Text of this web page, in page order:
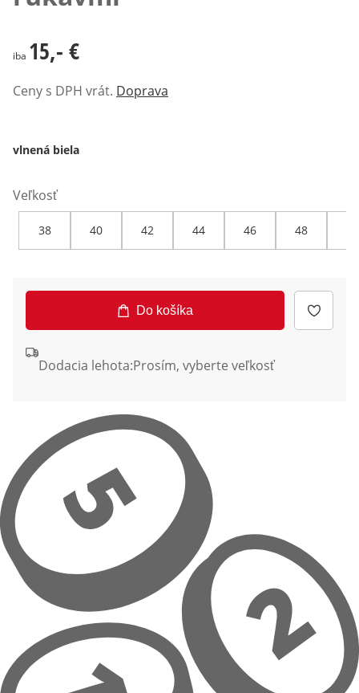
15,- €
iba 15,- €
Ceny s DPH vrát. Doprava
vlnená biela
Veľkosť
38 40 42 44 46 48
Do košíka
Dodacia lehota:Prosím, vyberte veľkosť